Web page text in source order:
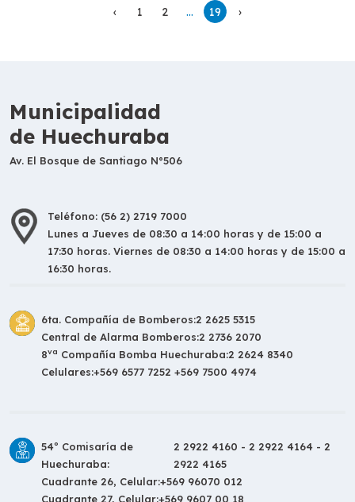
‹ 1 2 ... 19 ›
Municipalidad
de Huechuraba
Av. El Bosque de Santiago N°506
Teléfono: (56 2) 2719 7000
Lunes a Jueves de 08:30 a 14:00 horas y de 15:00 a
17:30 horas. Viernes de 08:30 a 14:00 horas y de 15:00 a
16:30 horas.
6ta. Compañía de Bomberos:2 2625 5315
Central de Alarma Bomberos:2 2736 2070
8va Compañía Bomba Huechuraba:2 2624 8340
Celulares:+569 6577 7252 +569 7500 4974
54º Comisaría de
Huechuraba:
2 2922 4160 - 2 2922 4164 - 2
2922 4165
Cuadrante 26, Celular:+569 96070 012
Cuadrante 27, Celular:+569 9607 00 18